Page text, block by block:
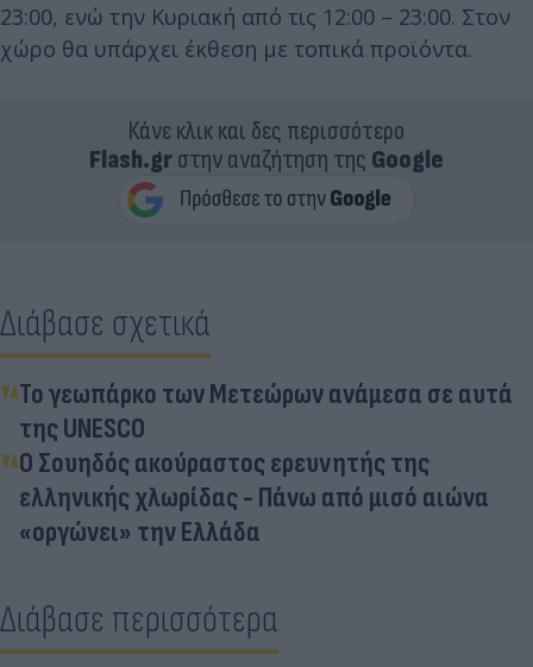
23:00, ενώ την Κυριακή από τις 12:00 – 23:00. Στον
χώρο θα υπάρχει έκθεση με τοπικά προϊόντα.
Κάνε κλικ και δες περισσότερο
Flash.grστην αναζήτηση της Google
Διάβασε σχετικά
Το γεωπάρκο των Μετεώρων ανάμεσα σε αυτά
της UNESCO
Ο Σουηδός ακούραστος ερευνητής της
ελληνικής χλωρίδας - Πάνω από μισό αιώνα
«οργώνει» την Ελλάδα
Διάβασε περισσότερα